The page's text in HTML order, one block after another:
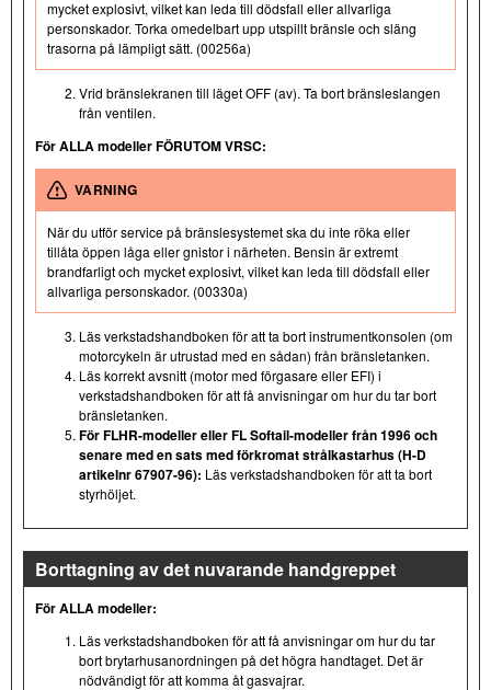
mycket explosivt, vilket kan leda till dödsfall eller allvarliga
personskador. Torka omedelbart upp utspillt bränsle och släng
trasorna på lämpligt sätt. (00256a)
Vrid bränslekranen till läget OFF (av). Ta bort bränsleslangen
från ventilen.
För ALLA modeller FÖRUTOM VRSC:
VARNING
När du utför service på bränslesystemet ska du inte röka eller
tillåta öppen låga eller gnistor i närheten. Bensin är extremt
brandfarligt och mycket explosivt, vilket kan leda till dödsfall eller
allvarliga personskador. (00330a)
Läs verkstadshandboken för att ta bort instrumentkonsolen (om
motorcykeln är utrustad med en sådan) från bränsletanken.
Läs korrekt avsnitt (motor med förgasare eller EFI) i
verkstadshandboken för att få anvisningar om hur du tar bort
bränsletanken.
För FLHR-modeller eller FL Softail-modeller från 1996 och
senare med en sats med förkromat strålkastarhus (H-D
artikelnr 67907-96): Läs verkstadshandboken för att ta bort
styrhöljet.
Borttagning av det nuvarande handgreppet
För ALLA modeller:
Läs verkstadshandboken för att få anvisningar om hur du tar
bort brytarhusanordningen på det högra handtaget. Det är
nödvändigt för att komma åt gasvajrar.